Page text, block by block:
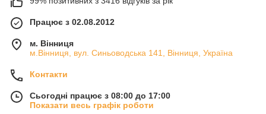
Працює з 02.08.2012
м. Вінниця
м.Вінниця, вул. Синьоводська 141, Вінниця, Україна
Контакти
Сьогодні працює з 08:00 до 17:00
Показати весь графік роботи